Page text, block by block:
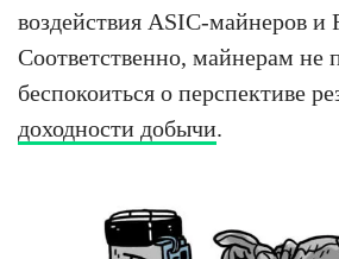
воздействия ASIC-майнеров и
Соответственно, майнерам не
беспокоиться о перспективе
доходности добычи.